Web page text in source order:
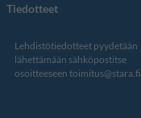
Tiedotteet
Lehdistötiedotteet pyydetään
lähettämään sähköpostitse
osoitteeseen toimitus@stara.fi